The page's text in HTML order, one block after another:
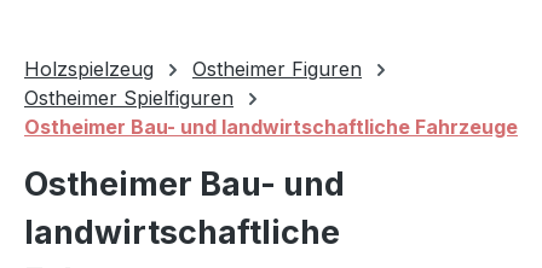
Holzspielzeug
Ostheimer Figuren
Ostheimer Spielfiguren
Ostheimer Bau- und landwirtschaftliche Fahrzeuge
Ostheimer Bau- und
landwirtschaftliche